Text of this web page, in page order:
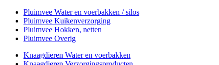
Pluimvee Water en voerbakken / silos
Pluimvee Kuikenverzorging
Pluimvee Hokken, netten
Pluimvee Overig
Knaagdieren Water en voerbakken